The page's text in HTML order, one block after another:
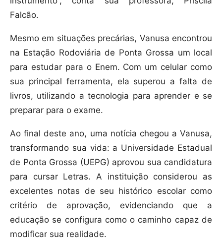
Falcão.
Mesmo em situações precárias, Vanusa encontrou
na Estação Rodoviária de Ponta Grossa um local
para estudar para o Enem. Com um celular como
sua principal ferramenta, ela superou a falta de
livros, utilizando a tecnologia para aprender e se
preparar para o exame.
Ao final deste ano, uma notícia chegou a Vanusa,
transformando sua vida: a Universidade Estadual
de Ponta Grossa (UEPG) aprovou sua candidatura
para cursar Letras. A instituição considerou as
excelentes notas de seu histórico escolar como
critério de aprovação, evidenciando que a
educação se configura como o caminho capaz de
modificar sua realidade.